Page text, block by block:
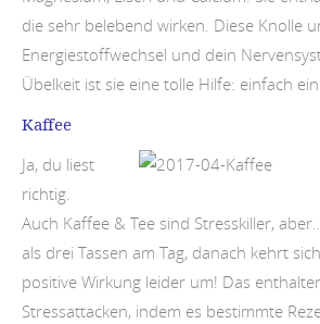
die sehr belebend wirken. Diese Knolle
Energiestoffwechsel und dein
Übelkeit ist sie eine tolle Hilfe: einfach
Kaffee
Ja, du liest
richtig.
Auch Kaffee & Tee sind Stresskiller,
als drei Tassen am Tag, danach kehrt
positive Wirkung leider um! Das
Stressattacken, indem es bestimmte